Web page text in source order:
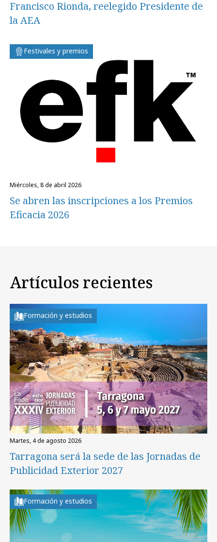
Francisco Rionda, reelegido Presidente de
la AEA
Festivales y premios
miércoles, 8 de abril 2026
Se abren las inscripciones a los Premios
Eficacia 2026
Artículos recientes
Formación y estudios
martes, 4 de agosto 2026
Tarragona será la sede de las Jornadas de
Publicidad Exterior 2027
Formación y estudios